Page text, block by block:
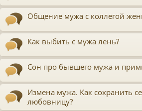
Общение мужа с коллегой
Как выбить с мужа лень?
Сон про бывшего мужа и
Измена мужа. Как сохранить
любовницу?